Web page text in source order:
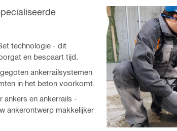
technologie - dit
en bespaart tijd.
ankerrailsystemen
in het beton voorkomt.
ankers en ankerrails -
ankerontwerp makkelijker